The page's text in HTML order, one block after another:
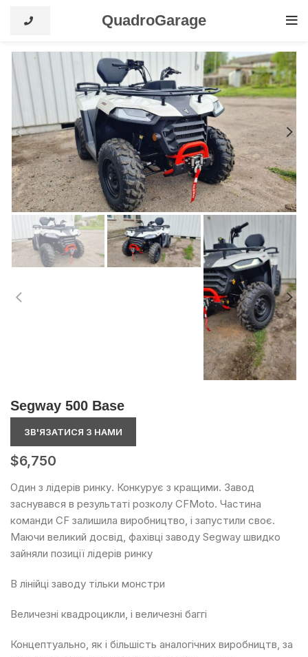
QuadroGarage
Segway 500 Base
ЗВ'ЯЗАТИСЯ З НАМИ
$6,750
Один з лідерів ринку. Конкурує з кращими. Завод
заснувався в результаті розколу CFMoto. Частина
команди CF залишила виробництво, і запустили своє.
Маючи великий досвід, фахівці заводу Segway швидко
зайняли позиції лідерів ринку
В лінійці заводу тільки монстри
Величезні квадроцикли, і величезні баггі
Концептуально, як і більшість аналогічних виробництв, за